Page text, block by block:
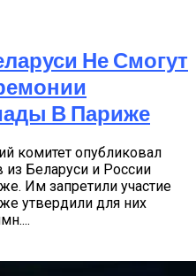
Не Смогут
В Париже
комитет опубликовал
из Беларуси и России
Им запретили участие
утвердили для них